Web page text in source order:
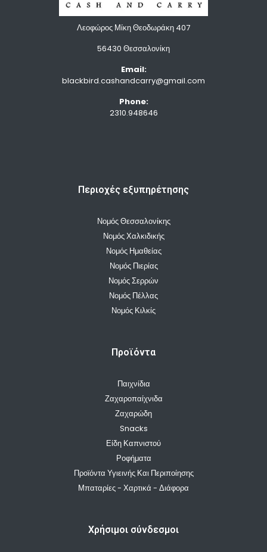
Λεοφώρος Μίκη Θεοδωράκη 407
56430 Θεσσαλονίκη
Email:
blackbird.cashandcarry@gmail.com
Phone:
2310.948646
Περιοχές εξυπηρέτησης
Νομός Θεσσαλονίκης
Νομός Χαλκιδικής
Νομός Ημαθείας
Νομός Πιερίας
Νομός Σερρών
Νομός Πέλλας
Νομός Κιλκίς
Προϊόντα
Παιχνίδια
Ζαχαροπαίχνιδα
Ζαχαρώδη
Snacks
Είδη Καπνιστού
Ροφήματα
Προϊόντα Υγιεινής Και Περιποίησης
Μπαταρίες - Χαρτικά - Διάφορα
Χρήσιμοι σύνδεσμοι